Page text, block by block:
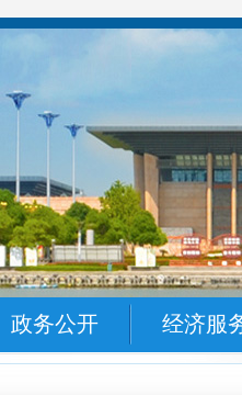
政务公开 经济服